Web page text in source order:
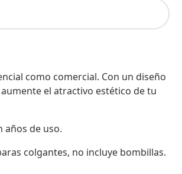
como comercial. Con un diseño
el atractivo estético de tu
años de uso.
colgantes, no incluye bombillas.